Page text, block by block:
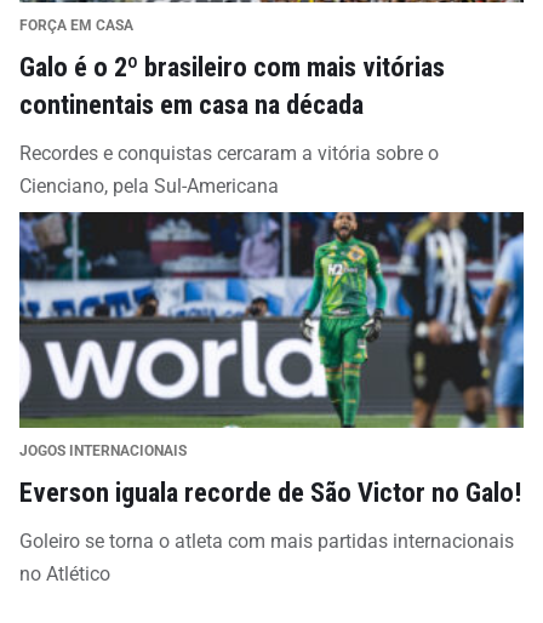
FORÇA EM CASA
Galo é o 2º brasileiro com mais vitórias
continentais em casa na década
Recordes e conquistas cercaram a vitória sobre o
Cienciano, pela Sul-Americana
JOGOS INTERNACIONAIS
Everson iguala recorde de São Victor no Galo!
Goleiro se torna o atleta com mais partidas internacionais
no Atlético